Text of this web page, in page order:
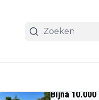
Bijna